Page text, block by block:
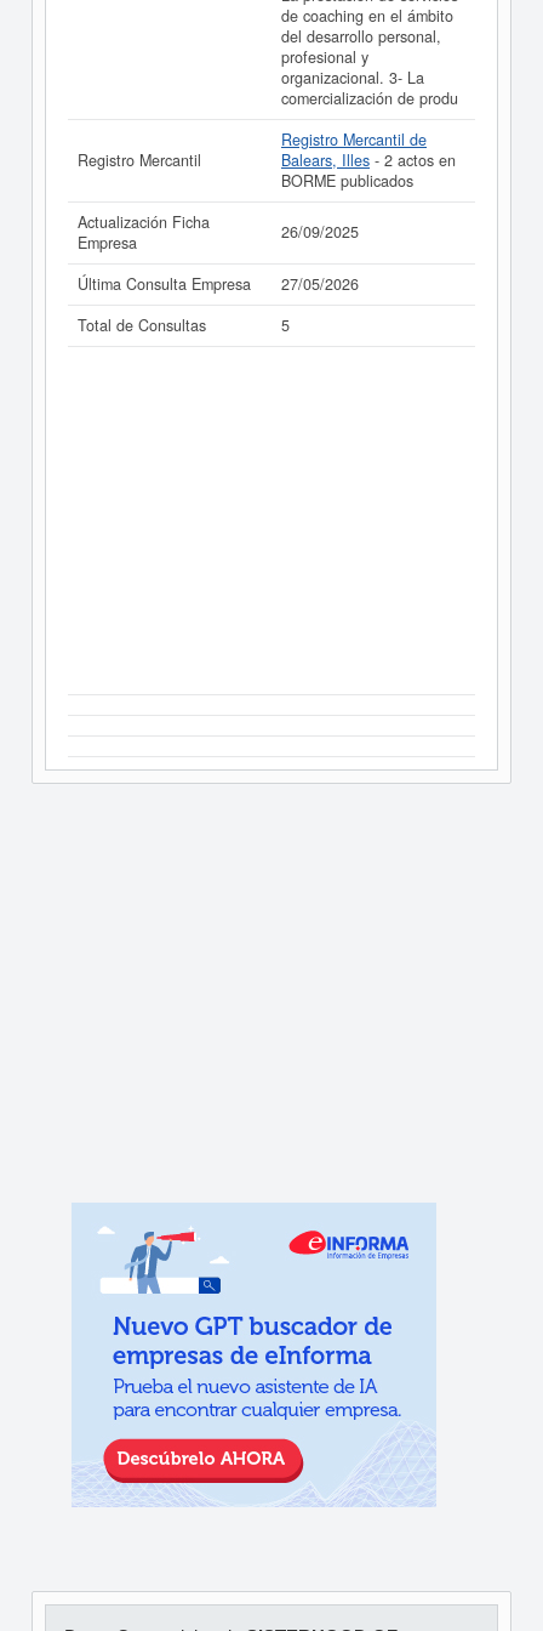
de coaching en el ámbito
del desarrollo personal,
profesional y
organizacional. 3- La
comercialización de produ
Registro Mercantil
Registro Mercantil de
Balears, Illes - 2 actos en
BORME publicados
Actualización Ficha
Empresa
26/09/2025
Última Consulta Empresa
27/05/2026
Total de Consultas
5